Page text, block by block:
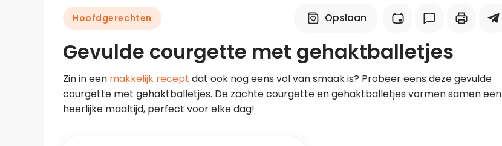
Hoofdgerechten Opslaan
Gevulde courgette met gehaktballetjes
Zin in een makkelijk recept dat ook nog eens vol van smaak is? Probeer eens deze gevulde
courgette met gehaktballetjes. De zachte courgette en gehaktballetjes vormen samen een
heerlijke maaltijd, perfect voor elke dag!